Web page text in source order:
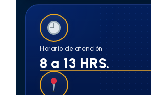
Horario de atención
8 a 13 HRS.